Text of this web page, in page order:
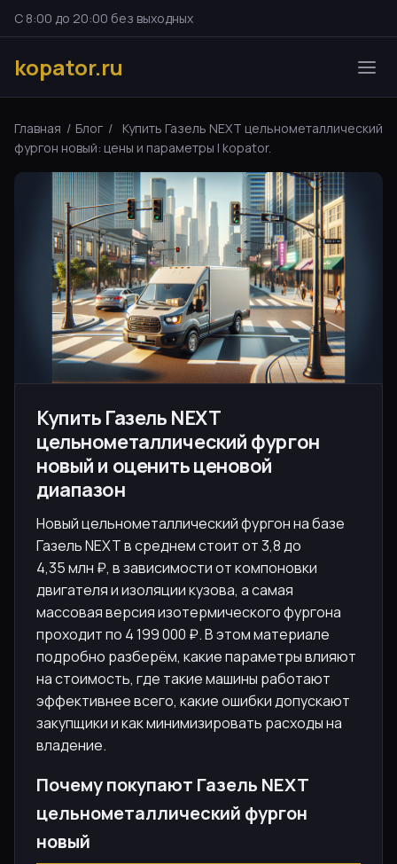
С 8:00 до 20:00 без выходных
kopator.ru
Главная / Блог /
Купить Газель NEXT цельнометаллический
фургон новый: цены и параметры | kopator.
Купить Газель NEXT
цельнометаллический фургон
новый и оценить ценовой
диапазон
Новый цельнометаллический фургон на базе
Газель NEXT в среднем стоит от 3,8 до
4,35 млн ₽, в зависимости от компоновки
двигателя и изоляции кузова, а самая
массовая версия изотермического фургона
проходит по 4 199 000 ₽. В этом материале
подробно разберём, какие параметры влияют
на стоимость, где такие машины работают
эффективнее всего, какие ошибки допускают
закупщики и как минимизировать расходы на
владение.
Почему покупают Газель NEXT
цельнометаллический фургон
новый